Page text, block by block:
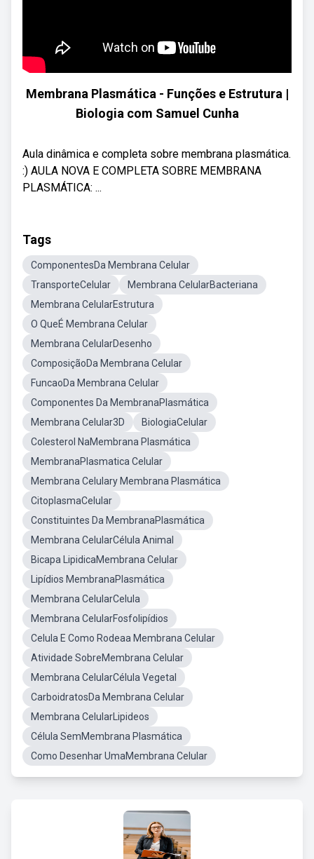
Membrana Plasmática - Funções e Estrutura |
Biologia com Samuel Cunha
Aula dinâmica e completa sobre membrana plasmática.
:) AULA NOVA E COMPLETA SOBRE MEMBRANA
PLASMÁTICA: ...
Tags
ComponentesDa Membrana Celular
TransporteCelular
Membrana CelularBacteriana
Membrana CelularEstrutura
O QueÉ Membrana Celular
Membrana CelularDesenho
ComposiçãoDa Membrana Celular
FuncaoDa Membrana Celular
Componentes Da MembranaPlasmática
Membrana Celular3D
BiologiaCelular
Colesterol NaMembrana Plasmática
MembranaPlasmatica Celular
Membrana Celulary Membrana Plasmática
CitoplasmaCelular
Constituintes Da MembranaPlasmática
Membrana CelularCélula Animal
Bicapa LipidicaMembrana Celular
Lipídios MembranaPlasmática
Membrana CelularCelula
Membrana CelularFosfolipídios
Celula E Como Rodeaa Membrana Celular
Atividade SobreMembrana Celular
Membrana CelularCélula Vegetal
CarboidratosDa Membrana Celular
Membrana CelularLipideos
Célula SemMembrana Plasmática
Como Desenhar UmaMembrana Celular